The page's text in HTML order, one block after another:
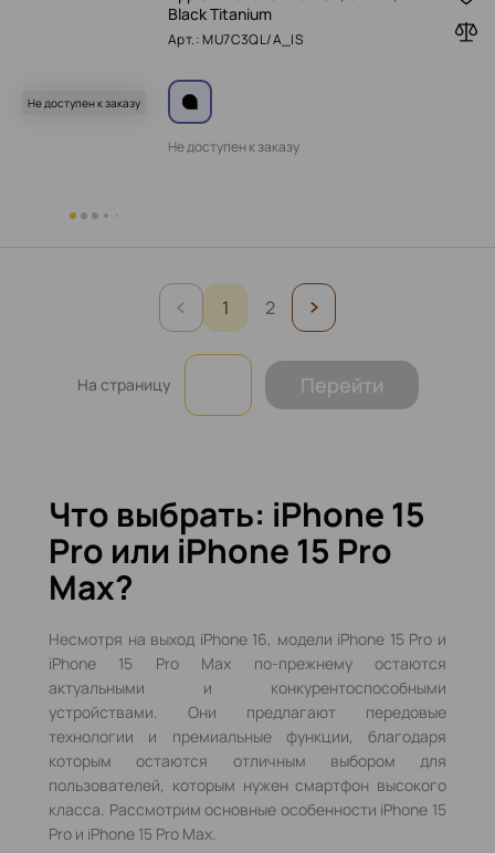
Не доступен к заказу
Black Titanium
Арт.: MU7C3QL/A_IS
Не доступен к заказу
1 2
На страницу Перейти
Что выбрать: iPhone 15
Pro или iPhone 15 Pro
Max?
Несмотря на выход iPhone 16, модели iPhone 15 Pro и
iPhone 15 Pro Max по-прежнему остаются
актуальными и конкурентоспособными
устройствами. Они предлагают передовые
технологии и премиальные функции, благодаря
которым остаются отличным выбором для
пользователей, которым нужен смартфон высокого
класса. Рассмотрим основные особенности iPhone 15
Pro и iPhone 15 Pro Max.